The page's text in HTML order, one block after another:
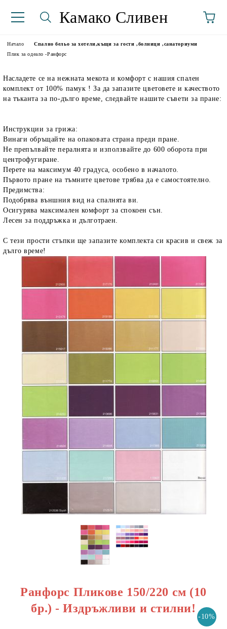
Камако Сливен
Начало
Спално бельо за хотели,къщи за гости ,болници ,санаториуми
Плик за одеало -Ранфорс
Насладете се на нежната мекота и комфорт с нашия спален
комплект от 100% памук ! За да запазите цветовете и качеството
на тъканта за по-дълго време, следвайте нашите съвети за пране:
Инструкции за грижа:
Винаги обръщайте на опаковата страна преди пране.
Не препълвайте пералнята и използвайте до 600 оборота при
центрофугиране.
Перете на максимум 40 градуса, особено в началото.
Първото пране на тъмните цветове трябва да е самостоятелно.
Предимства:
Подобрява външния вид на спалнята ви.
Осигурява максимален комфорт за спокоен сън.
Лесен за поддръжка и дълготраен.
С тези прости стъпки ще запазите комплекта си красив и свеж за
дълго време!
Ранфорс Пликове 150/220 см (10
бр.) - Издръжливи и стилни!
-10%